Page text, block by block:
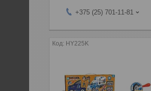
+375 (25) 701-11-81
HY225K